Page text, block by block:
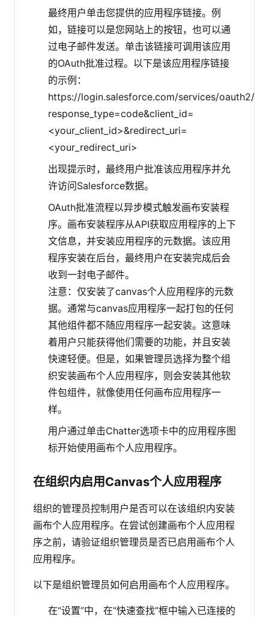
最终用户单击您提供的应用程序链接。例
如，链接可以是您网站上的按钮，也可以通
过电子邮件发送。单击该链接可调用该应用
的OAuth批准过程。以下是该应用程序链接
的示例：
https://login.salesforce.com/services/oauth2/
response_type=code&client_id=
<your_client_id>&redirect_uri=
<your_redirect_uri>
出现提示时，最终用户批准该应用程序并允
许访问Salesforce数据。
OAuth批准流程以异步模式触发画布安装程
序。画布安装程序从API获取应用程序的上下
文信息，并安装应用程序的元数据。该应用
程序安装在后台，最终用户在安装完成后会
收到一封电子邮件。
注意：仅安装了canvas个人应用程序的元数
据。通常与canvas应用程序一起打包的任何
其他组件都不随应用程序一起安装。这意味
着用户只能获得他们需要的功能，并且安装
快速轻便。但是，如果管理员选择为整个组
织安装画布个人应用程序，则会安装其他软
件包组件，就像使用任何画布应用程序一
样。
用户通过单击Chatter选项卡中的应用程序图
标开始使用画布个人应用程序。
在组织内启用Canvas个人应用程序
组织的管理员控制用户是否可以在该组织内安装
画布个人应用程序。在尝试创建画布个人应用程
序之前，请验证组织管理员是否已启用画布个人
应用程序。
以下是组织管理员如何启用画布个人应用程序。
在“设置”中，在“快速查找”框中输入已连接的